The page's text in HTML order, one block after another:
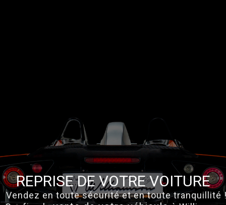
REPRISE DE VOTRE VOITURE
Vendez en toute sécurité et en toute tranquillité !